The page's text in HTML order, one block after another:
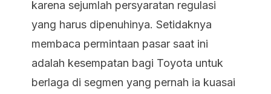
karena sejumlah persyaratan regulasi
yang harus dipenuhinya. Setidaknya
membaca permintaan pasar saat ini
adalah kesempatan bagi Toyota untuk
berlaga di segmen yang pernah ia kuasai